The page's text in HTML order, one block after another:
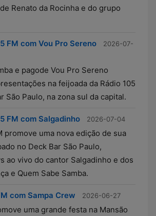
Renato da Rocinha e do grupo
FM com Vou Pro Sereno
2026-07-
e pagode Vou Pro Sereno
na feijoada da Rádio 105
São Paulo, na zona sul da capital.
FM com Salgadinho 2026-07-04
promove uma nova edição de sua
no Deck Bar São Paulo,
ao vivo do cantor Salgadinho e dos
e Quem Sabe Samba.
com Sampa Crew 2026-06-27
uma grande festa na Mansão